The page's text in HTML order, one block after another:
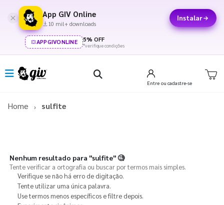
App GIV Online
10 mil+ downloads
Instalar
APPGIVONLINE 5% OFF
*verifique condições
Entre ou cadastre-se
Home sulfite
Nenhum resultado para "sulfite"🧐
Tente verificar a ortografia ou buscar por termos mais simples.
Verifique se não há erro de digitação.
Tente utilizar uma única palavra.
Use termos menos específicos e filtre depois.